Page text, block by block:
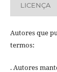
LICENÇA
Autores que
termos:
. Autores